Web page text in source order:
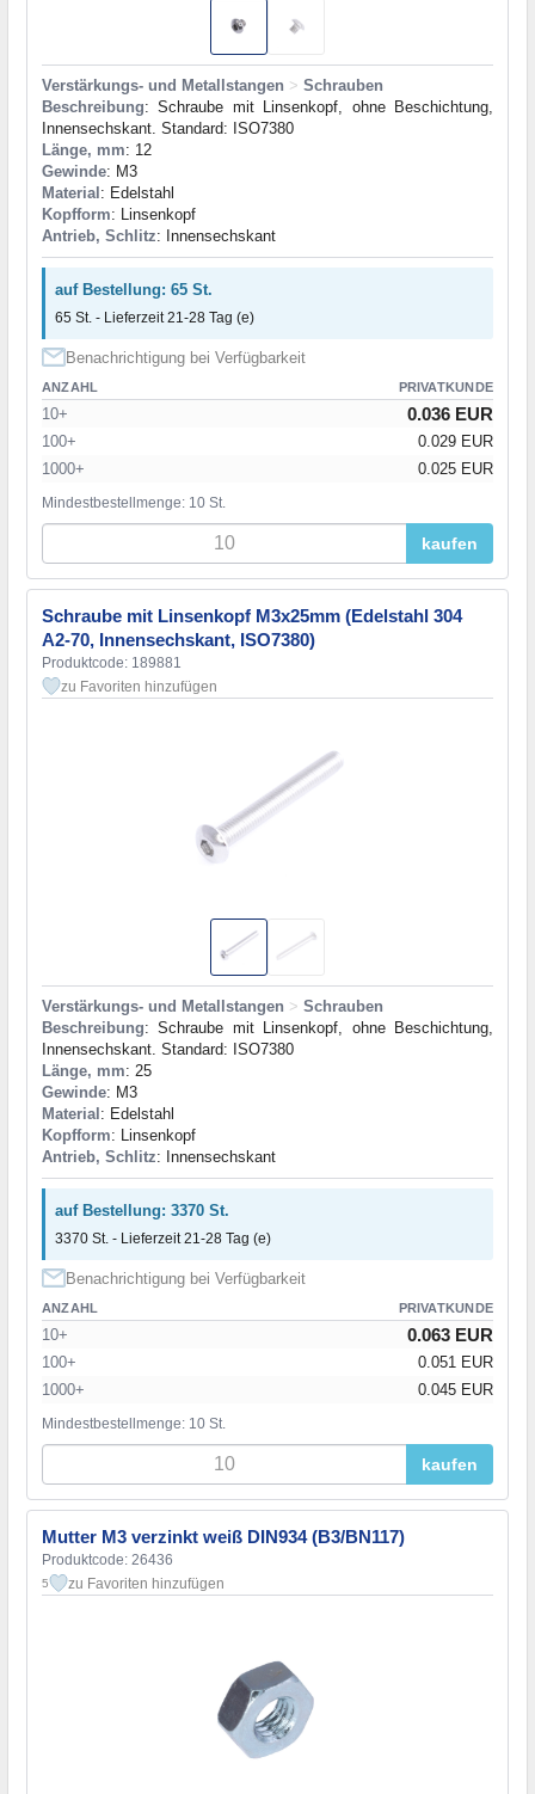
Verstärkungs- und Metallstangen > Schrauben
Beschreibung: Schraube mit Linsenkopf, ohne Beschichtung,
Innensechskant. Standard: ISO7380
Länge, mm: 12
Gewinde: M3
Material : Edelstahl
Kopfform: Linsenkopf
Antrieb, Schlitz: Innensechskant
auf Bestellung: 65 St.
65 St. - Lieferzeit 21-28 Tag (e)
Benachrichtigung bei Verfügbarkeit
ANZAHL PRIVATKUNDE
10+ 0.036 EUR
100+
0.029 EUR
1000+
0.025 EUR
Mindestbestellmenge: 10 St.
kaufen
Schraube mit Linsenkopf M3x25mm (Edelstahl 304
A2-70, Innensechskant, ISO7380)
Produktcode: 189881
zu Favoriten hinzufügen
Verstärkungs- und Metallstangen > Schrauben
Beschreibung: Schraube mit Linsenkopf, ohne Beschichtung,
Innensechskant. Standard: ISO7380
Länge, mm: 25
Gewinde: M3
Material : Edelstahl
Kopfform: Linsenkopf
Antrieb, Schlitz: Innensechskant
auf Bestellung: 3370 St.
3370 St. - Lieferzeit 21-28 Tag (e)
Benachrichtigung bei Verfügbarkeit
ANZAHL PRIVATKUNDE
10+ 0.063 EUR
100+
0.051 EUR
1000+
0.045 EUR
Mindestbestellmenge: 10 St.
kaufen
Mutter M3 verzinkt weiß DIN934 (B3/BN117)
Produktcode: 26436
5 zu Favoriten hinzufügen